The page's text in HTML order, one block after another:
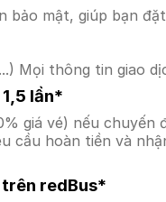
mật, giúp bạn
Mọi thông tin giao
lần*
giá vé) nếu
cầu hoàn tiền và
trên redBus*